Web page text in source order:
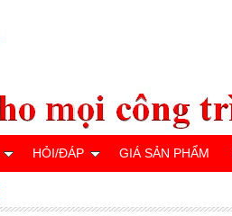
HỎI/ĐÁP GIÁ SẢN PHẨM